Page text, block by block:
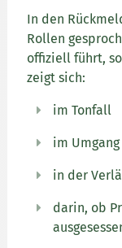
In den
Rollen
offiziell führt,
zeigt sich:
im Tonfall
im
in der
darin, ob